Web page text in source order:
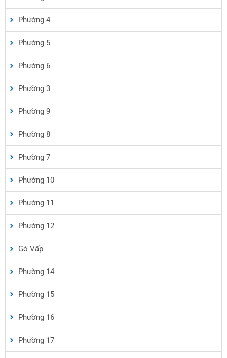
Phường 4
Phường 5
Phường 6
Phường 3
Phường 9
Phường 8
Phường 7
Phường 10
Phường 11
Phường 12
Gò Vấp
Phường 14
Phường 15
Phường 16
Phường 17